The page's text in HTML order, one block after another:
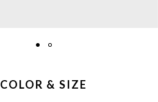
COLOR & SIZE